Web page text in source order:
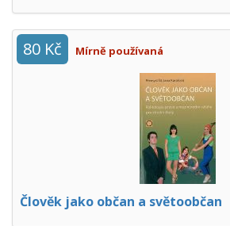
80 Kč Mírně používaná
Člověk jako občan a světoobčan